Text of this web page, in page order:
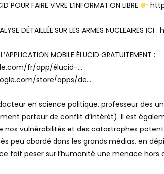
POUR FAIRE VIVRE L’INFORMATION LIBRE
DÉTAILLÉE SUR LES ARMES
MOBILE ÉLUCID GRATUITEMENT :
fr/app/élucid-…
store/apps/de…
docteur en science politique, professeur des
porteur de conflit d’intérêt). Il est
nos vulnérabilités et des catastrophes
peu abordé dans les grands médias, en
fait peser sur l’humanité une menace